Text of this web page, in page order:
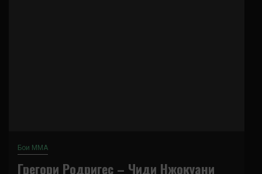
Бои ММА
Грегори Родригес – Чиди Нжокуани